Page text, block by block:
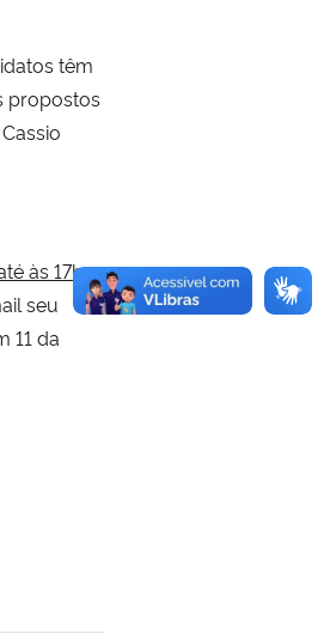
têm
propostos
às 17h,
seu
11 da